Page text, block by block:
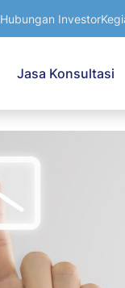
Hubungan Investor
Jasa Konsultasi